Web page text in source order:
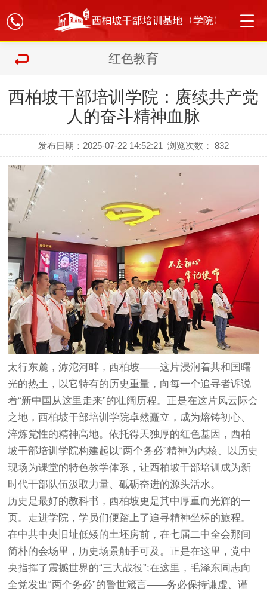
红色教育
西柏坡干部培训学院：赓续共产党
人的奋斗精神血脉
发布日期：2025-07-22 14:52:21 浏览次数： 832
太行东麓，滹沱河畔，西柏坡——这片浸润着共和国曙
光的热土，以它特有的历史重量，向每一个追寻者诉说
着“新中国从这里走来”的壮阔历程。正是在这片风云际会
之地，西柏坡干部培训学院卓然矗立，成为熔铸初心、
淬炼党性的精神高地。依托得天独厚的红色基因，西柏
坡干部培训学院构建起以“两个务必”精神为内核、以历史
现场为课堂的特色教学体系，让西柏坡干部培训成为新
时代干部队伍汲取力量、砥砺奋进的源头活水。
历史是最好的教科书，西柏坡更是其中厚重而光辉的一
页。走进学院，学员们便踏上了追寻精神坐标的旅程。
在中共中央旧址低矮的土坯房前，在七届二中全会那间
简朴的会场里，历史场景触手可及。正是在这里，党中
央指挥了震撼世界的“三大战役”;在这里，毛泽东同志向
全党发出“两个务必”的警世箴言——务必保持谦虚、谨